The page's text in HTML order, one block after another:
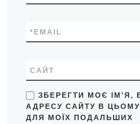
EMAIL
*
САЙТ
ЗБЕРЕГТИ МОЄ ІМ'Я,
АДРЕСУ САЙТУ В ЦЬОМУ
ДЛЯ МОЇХ ПОДАЛЬШИХ